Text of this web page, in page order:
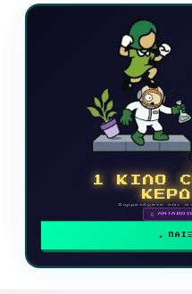
1 ΚΙΛΟ
Συμμετέχετε και
🗓